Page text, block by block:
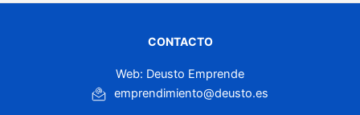
CONTACTO
Web: Deusto Emprende
emprendimiento@deusto.es